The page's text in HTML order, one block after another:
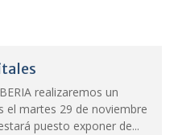
realizaremos un
el martes 29 de noviembre
puesto exponer de...